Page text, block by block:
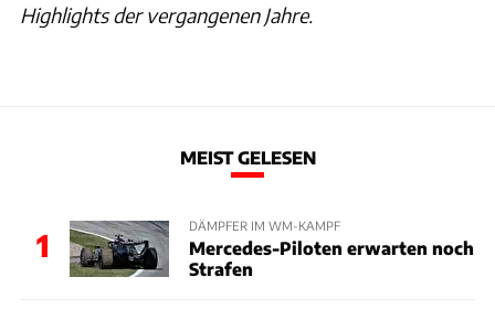
Highlights der vergangenen Jahre.
MEIST GELESEN
1
DÄMPFER IM WM-KAMPF
Mercedes-Piloten erwarten noch
Strafen